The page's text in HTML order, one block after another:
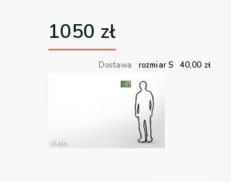
1050 zł
Dostawa rozmiar S 40,00 zł